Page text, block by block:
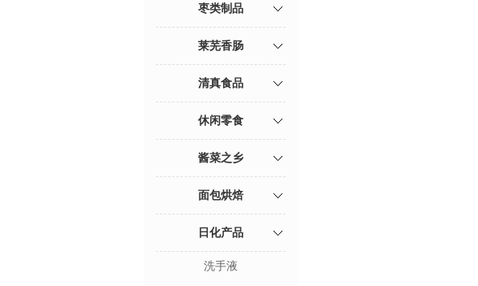
枣类制品
莱芜香肠
清真食品
休闲零食
酱菜之乡
面包烘焙
日化产品
洗手液